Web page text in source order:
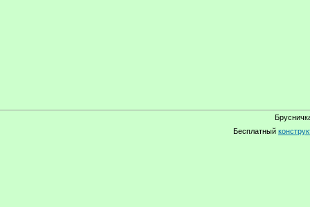
Бесплатный